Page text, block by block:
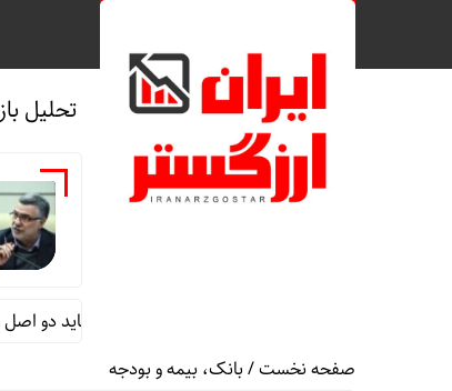
تحلیل
ظفرقندی: در ساخت بیمارستان باید دو اصل را رعایت
صفحه نخست/بانک، بیمه و بودجه